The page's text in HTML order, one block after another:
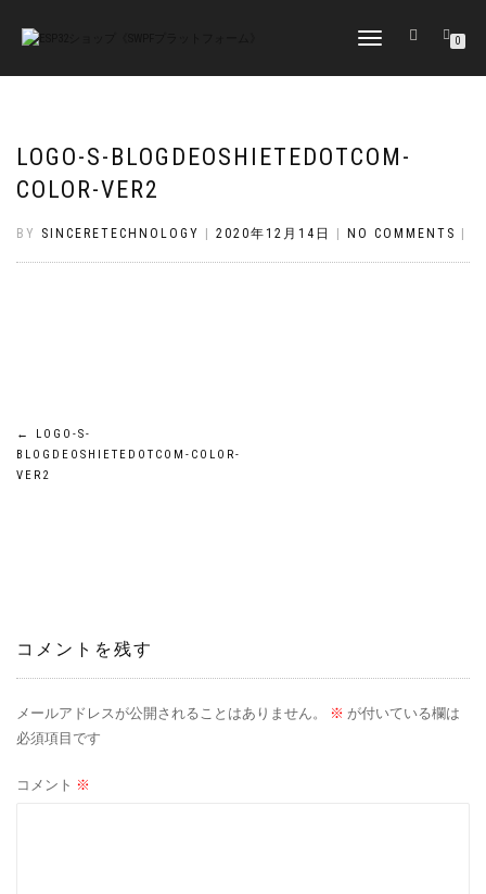
TOGGLE
0
LOGO-S-BLOGDEOSHIETEDOTCOM-
COLOR-VER2
BY SINCERETECHNOLOGY 2020年12月14日 NO COMMENTS
投
稿
ー
シ
←
LOGO-S-
BLOGDEOSHIETEDOTCOM-COLOR-
VER2
コメントを残す
メールアドレスが公開されることはありません。 ※ が付いている欄は
必須項目です
コメント ※